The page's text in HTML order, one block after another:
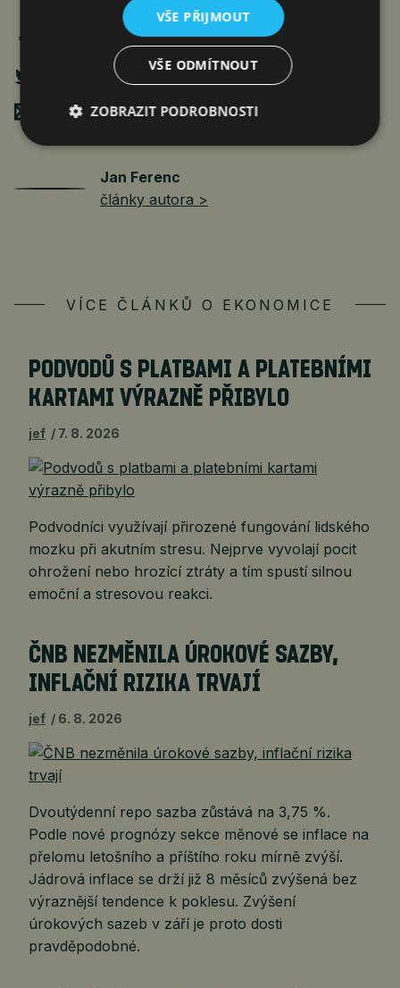
Poslat mailem
Jan Ferenc
články autora >
VÍCE ČLÁNKŮ O EKONOMICE
PODVODŮ S PLATBAMI A PLATEBNÍMI
KARTAMI VÝRAZNĚ PŘIBYLO
jef 7. 8. 2026
Podvodníci využívají přirozené fungování lidského
mozku při akutním stresu. Nejprve vyvolají pocit
ohrožení nebo hrozící ztráty a tím spustí silnou
emoční a stresovou reakci.
ČNB NEZMĚNILA ÚROKOVÉ SAZBY,
INFLAČNÍ RIZIKA TRVAJÍ
jef 6. 8. 2026
Dvoutýdenní repo sazba zůstává na 3,75 %.
Podle nové prognózy sekce měnové se inflace na
přelomu letošního a příštího roku mírně zvýší.
Jádrová inflace se drží již 8 měsíců zvýšená bez
výraznější tendence k poklesu. Zvýšení
úrokových sazeb v září je proto dosti
pravděpodobné.
VŠE PŘIJMOUT
VŠE ODMÍTNOUT
ZOBRAZIT PODROBNOSTI